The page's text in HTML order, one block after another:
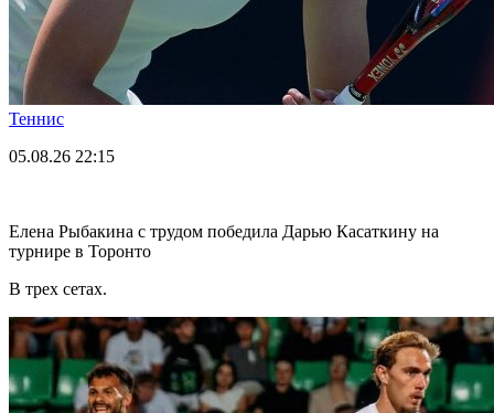
Теннис
05.08.26 22:15
Елена Рыбакина с трудом победила Дарью Касаткину на
турнире в Торонто
В трех сетах.